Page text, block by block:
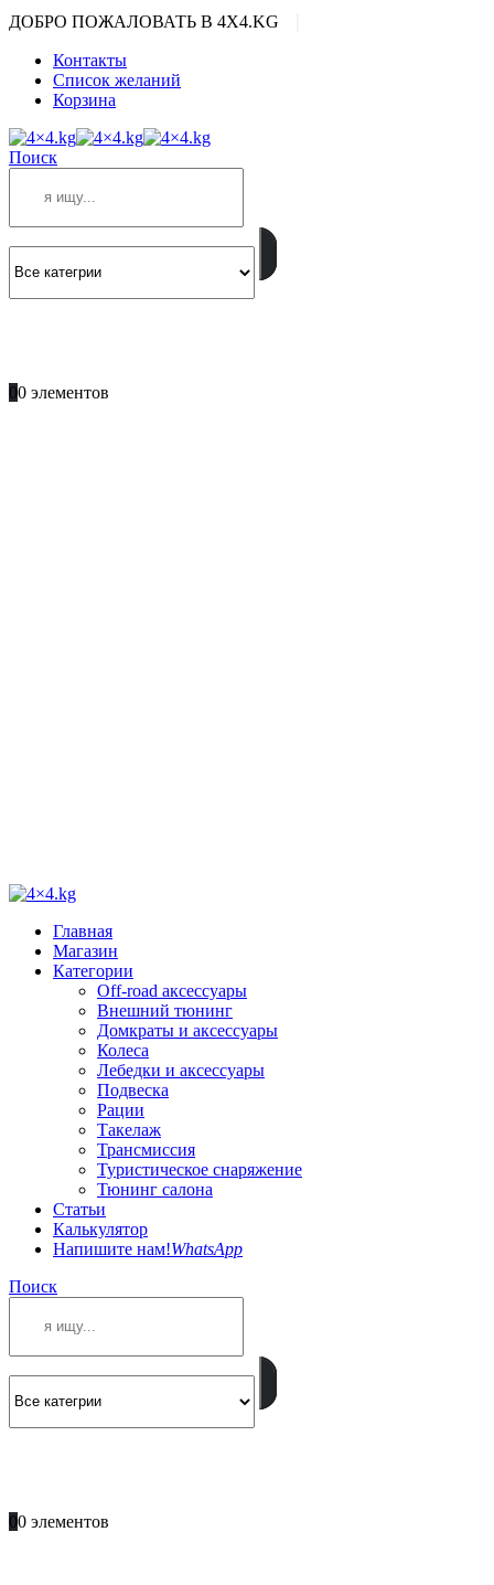
ДОБРО ПОЖАЛОВАТЬ В 4X4.KG
Контакты
Список желаний
Корзина
Поиск
00 элементов
Главная
Магазин
Категории
Off-road аксессуары
Внешний тюнинг
Домкраты и аксессуары
Колеса
Лебедки и аксессуары
Подвеска
Рации
Такелаж
Трансмиссия
Туристическое снаряжение
Тюнинг салона
Статьи
Калькулятор
Напишите нам!WhatsApp
Поиск
00 элементов